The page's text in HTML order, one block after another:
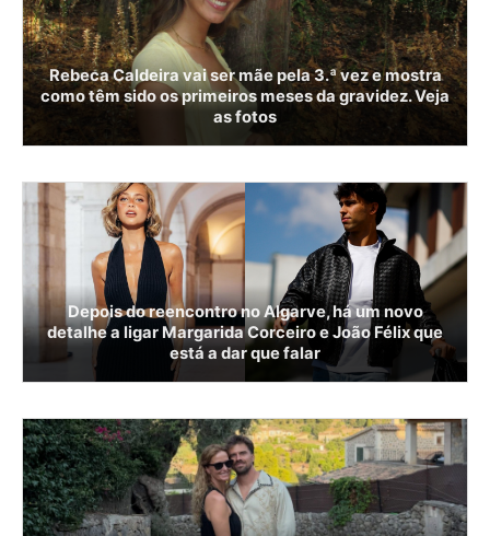
Rebeca Caldeira vai ser mãe pela 3.ª vez e mostra
como têm sido os primeiros meses da gravidez. Veja
as fotos
Depois do reencontro no Algarve, há um novo
detalhe a ligar Margarida Corceiro e João Félix que
está a dar que falar